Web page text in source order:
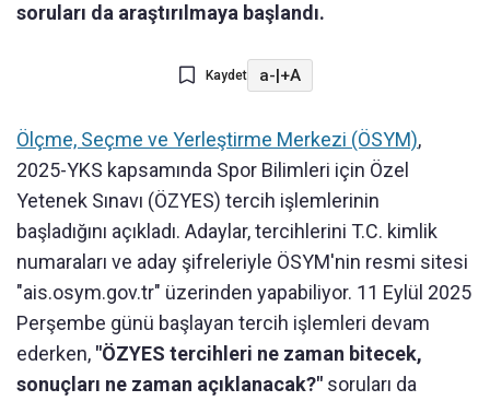
soruları da araştırılmaya başlandı.
Kaydet a-|+A
Ölçme, Seçme ve Yerleştirme Merkezi (ÖSYM),
2025-YKS kapsamında Spor Bilimleri için Özel
Yetenek Sınavı (ÖZYES) tercih işlemlerinin
başladığını açıkladı. Adaylar, tercihlerini T.C. kimlik
numaraları ve aday şifreleriyle ÖSYM'nin resmi sitesi
"ais.osym.gov.tr" üzerinden yapabiliyor. 11 Eylül 2025
Perşembe günü başlayan tercih işlemleri devam
ederken, "ÖZYES tercihleri ne zaman bitecek,
sonuçları ne zaman açıklanacak?" soruları da